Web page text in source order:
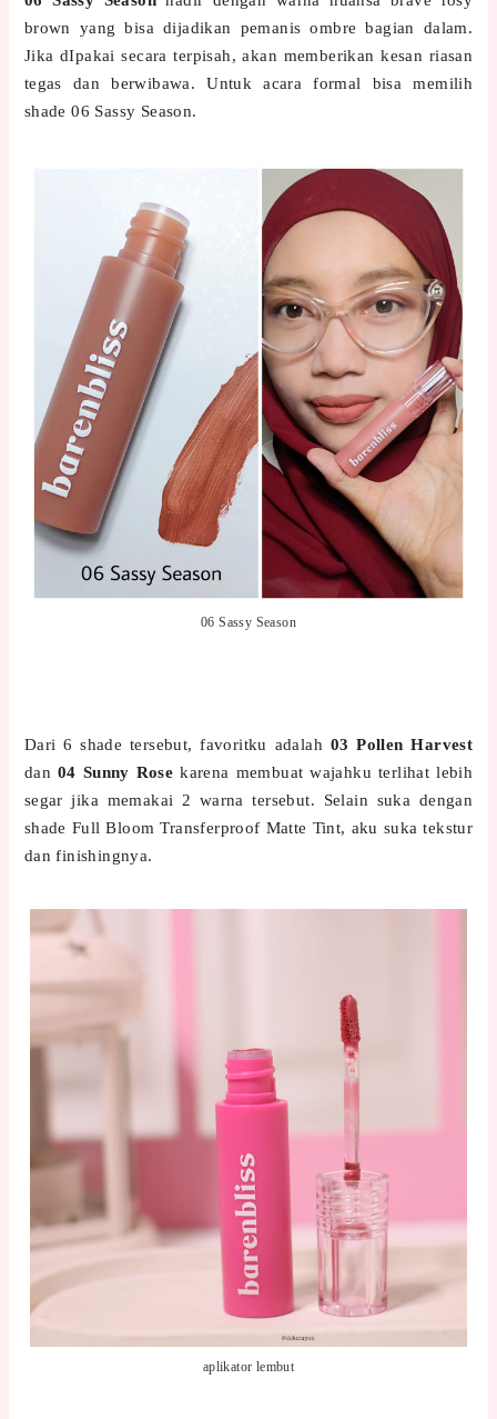
brown yang bisa dijadikan pemanis ombre bagian dalam.
Jika dIpakai secara terpisah, akan memberikan kesan riasan
tegas dan berwibawa. Untuk acara formal bisa memilih
shade 06 Sassy Season.
06 Sassy Season
Dari 6 shade tersebut, favoritku adalah 03 Pollen Harvest
dan 04 Sunny Rose karena membuat wajahku terlihat lebih
segar jika memakai 2 warna tersebut. Selain suka dengan
shade Full Bloom Transferproof Matte Tint, aku suka tekstur
dan finishingnya.
aplikator lembut